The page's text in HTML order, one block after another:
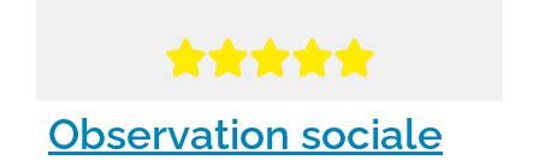

Observation sociale